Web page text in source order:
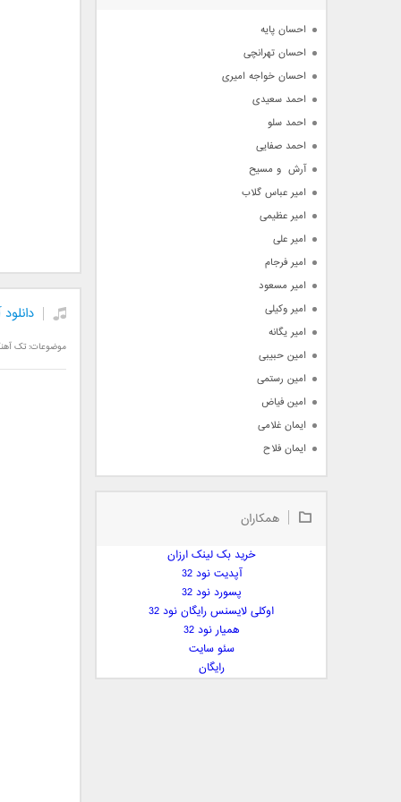
موضوعات:تک
احسان پایه
احسان تهرانچی
احسان خواجه امیری
احمد سعیدی
احمد سلو
احمد صفایی
آرش  و مسیح
امیر عباس گلاب
امیر عظیمی
امیر علی
امیر فرجام
امیر مسعود
امیر وکیلی
امیر یگانه
امین حبیبی
امین رستمی
امین فیاض
ایمان غلامی
ایمان فلاح
بابک جهانبخش
بابک مافی
بهنام صفوی
پارسا چیلیک
همکاران
خرید بک لینک ارزان
آپدیت نود 32
پسورد نود 32
اوکلی لایسنس رایگان نود 32
همیار نود 32
سئو سایت
رایگان